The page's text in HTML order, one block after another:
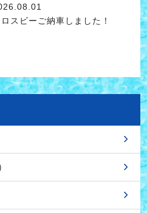
スビーご納車しました！